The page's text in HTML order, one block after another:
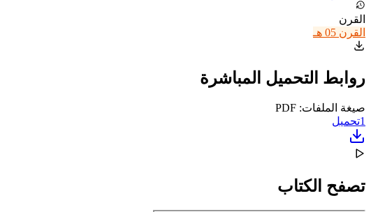
القرن
القرن 05 هـ
روابط التحميل المباشرة
صيغة الملفات: PDF
1تحميل
تصفح الكتاب